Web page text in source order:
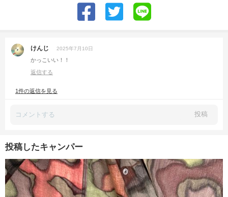
けんじ 2025年7月10日
かっこいい！！
返信する
1件の返信を見る
投稿
投稿したキャンパー